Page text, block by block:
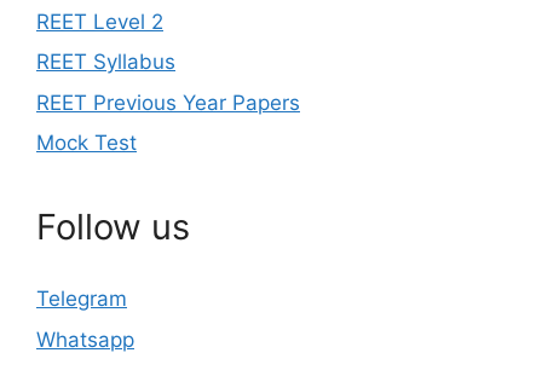
REET Level 2
REET Syllabus
REET Previous Year Papers
Mock Test
Follow us
Telegram
Whatsapp